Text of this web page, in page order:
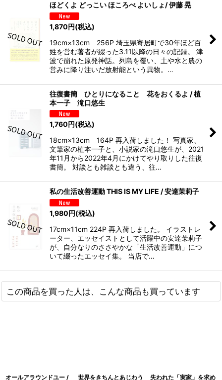
ほどくよ どっこい ほころべ よいしょ/ 伊藤 晃
1,870円(税込)
19cm×13cm 256P 埼玉県寄居町で30年ほど百
姓を営む著者が綴った3.11以降の日々の記録。 津
波で崩れた原発神話。列島を覆い、土や水と農の
営みに降り注いだ放射能という異物。…
往復書簡 ひとりになること 花をおくるよ / 植
本一子 滝口悠生
1,760円(税込)
18cm×13cm 164P 再入荷しました！ 写真家、
文筆家の植本一子と、小説家の滝口悠生が、2021
年11月から2022年4月にかけてやり取りした往復
書簡。 対談とも雑談とも違う、往…
私の生活改善運動 THIS IS MY LIFE / 安達茉莉子
1,980円(税込)
17cm×11cm 224P 再入荷しました。 イラストレ
ーター、エッセイストとして活躍中の安達茉莉子
が、自分なりのささやかな「生活改善運動」につ
いて綴ったエッセイ集。 当店で…
この商品を買った人は、こんな商品も買っています
オールアラウンドユー /
世界をきちんとあじわう
失われた「実家」を求め